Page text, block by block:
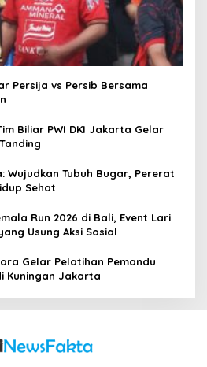
Persija vs Persib Bersama
Biliar PWI DKI Jakarta Gelar
Wujudkan Tubuh Bugar, Pererat
Sehat
Run 2026 di Bali, Event Lari
Usung Aksi Sosial
Gelar Pelatihan Pemandu
Kuningan Jakarta